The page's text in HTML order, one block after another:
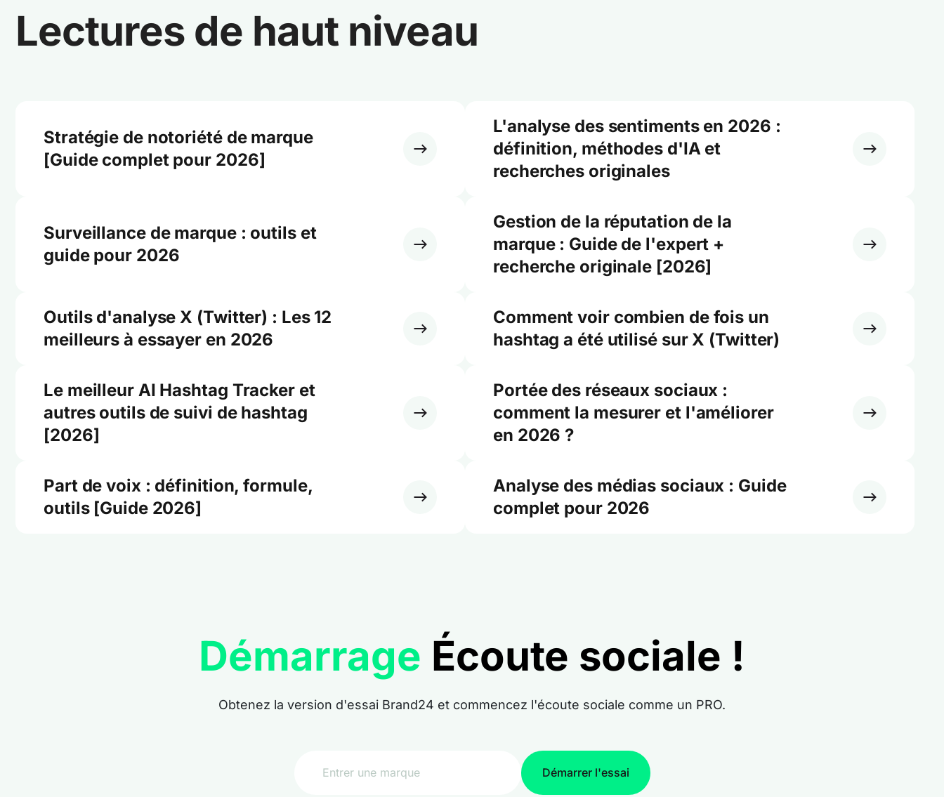
Lectures de haut niveau
Stratégie de notoriété de marque
[Guide complet pour 2026]
L'analyse des sentiments en 2026 :
définition, méthodes d'IA et
recherches originales
Surveillance de marque : outils et
guide pour 2026
Gestion de la réputation de la
marque : Guide de l'expert +
recherche originale [2026]
Outils d'analyse X (Twitter) : Les 12
meilleurs à essayer en 2026
Comment voir combien de fois un
hashtag a été utilisé sur X (Twitter)
Le meilleur AI Hashtag Tracker et
autres outils de suivi de hashtag
[2026]
Portée des réseaux sociaux :
comment la mesurer et l'améliorer
en 2026 ?
Part de voix : définition, formule,
outils [Guide 2026]
Analyse des médias sociaux : Guide
complet pour 2026
Démarrage Écoute sociale !
Obtenez la version d'essai Brand24 et commencez l'écoute sociale comme un PRO.
Démarrer l'essai